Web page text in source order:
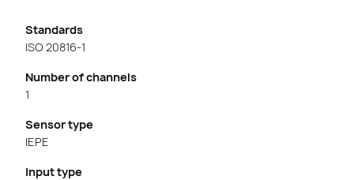
Standards
ISO 20816-1
Number of channels
1
Sensor type
IEPE
Input type